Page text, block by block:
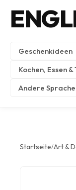
Geschenkideen
Kochen, Essen
Andere
Startseite/Art &